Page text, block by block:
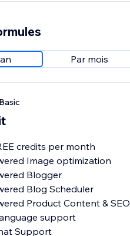
Par mois
credits per month
Image optimization
Blogger
Blog Scheduler
Product Content & SEO
support
Support